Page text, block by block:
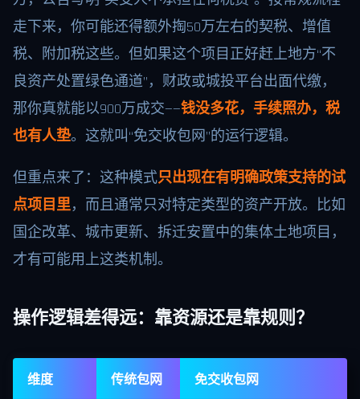
走下来，你可能还得额外掏50万左右的契税、增值
税、附加税这些。但如果这个项目正好赶上地方“不
良资产处置绿色通道”，财政或城投平台出面代缴，
那你真就能以900万成交——钱没多花，手续照办，税
也有人垫。这就叫“免交收包网”的运行逻辑。
但重点来了：这种模式只出现在有明确政策支持的试
点项目里，而且通常只对特定类型的资产开放。比如
国企改革、城市更新、拆迁安置中的集体土地项目，
才有可能用上这类机制。
操作逻辑差得远：靠资源还是靠规则？
维度 传统包网 免交收包网